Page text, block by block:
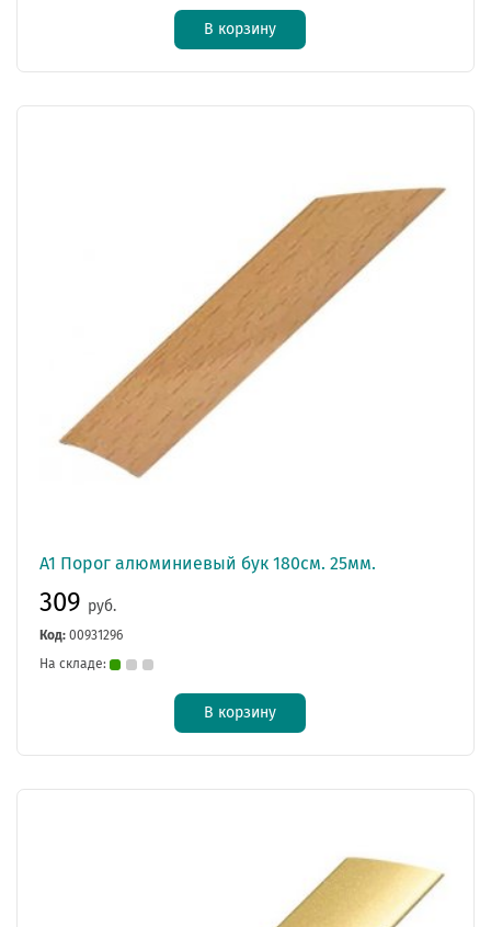
В корзину
А1 Порог алюминиевый бук 180см. 25мм.
309 руб.
Код: 00931296
На складе:
В корзину